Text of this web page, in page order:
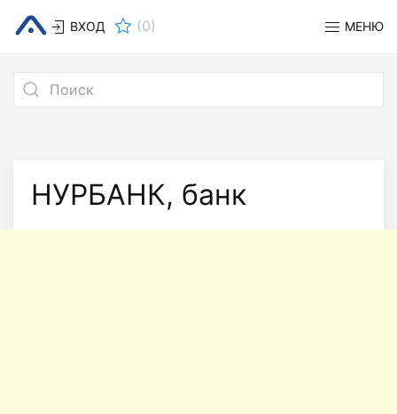
ВХОД (0) МЕНЮ
НУРБАНК, банк